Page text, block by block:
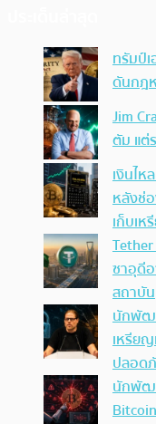
ทรัมป์
ดันกฎ
Jim
ตัม แต่
เงินไห
หลังช่
เก็บเห
ซาอุดี
สถาบัน
นักพัฒ
เหรียญ
ปลอด
นักพัฒ